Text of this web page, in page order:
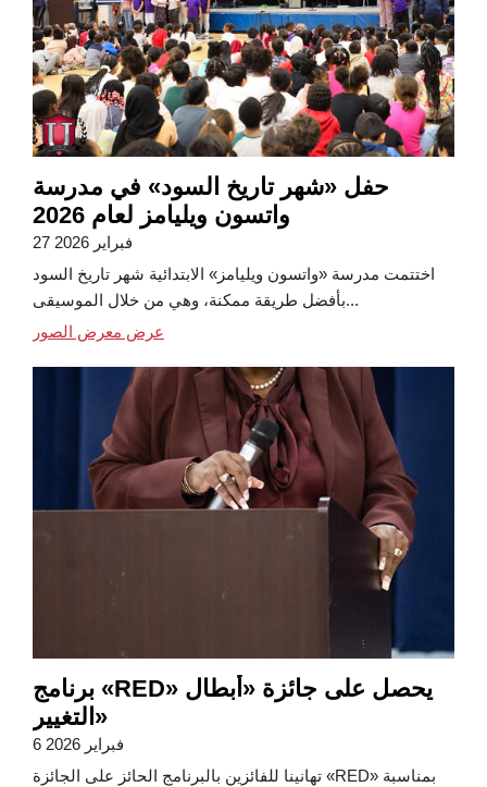
حفل «شهر تاريخ السود» في مدرسة
واتسون ويليامز لعام 2026
27 فبراير 2026
اختتمت مدرسة «واتسون ويليامز» الابتدائية شهر تاريخ السود
بأفضل طريقة ممكنة، وهي من خلال الموسيقى...
عرض معرض الصور
برنامج «RED» يحصل على جائزة «أبطال
التغيير»
6 فبراير 2026
تهانينا للفائزين بالبرنامج الحائز على الجائزة «RED» بمناسبة